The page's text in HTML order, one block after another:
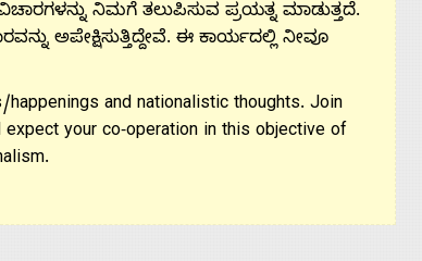
ನಿಮಗೆ ತಲುಪಿಸುವ ಪ್ರಯತ್ನ ಮಾಡುತ್ತದೆ.
ಅಪೇಕ್ಷಿಸುತ್ತಿದ್ದೇವೆ. ಈ ಕಾರ್ಯದಲ್ಲಿ ನೀವೂ
and nationalistic thoughts. Join
your co-operation in this objective of